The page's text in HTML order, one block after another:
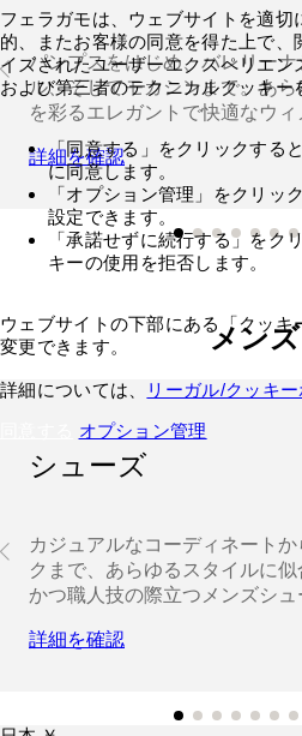
パンプスをはじめ、バレリー
ル、そしてモカシンまで。あ
を彩るエレガントで快適なウィ
詳細を確認
メンズ
シューズ
カジュアルなコーディネート
クまで、あらゆるスタイルに
かつ職人技の際立つメンズシュ
詳細を確認
フェラガモは、ウェブサイトを適切
的、またお客様の同意を得た上で、
イズされたユーザーエクスペリエン
および第三者のテクニカルクッキー
「同意する」をクリックする
に同意します。
「オプション管理」をクリッ
設定できます。
「承諾せずに続行する」をク
キーの使用を拒否します。
ウェブサイトの下部にある「クッキ
変更できます。
詳細については、 リーガル/クッキ
オプション管理